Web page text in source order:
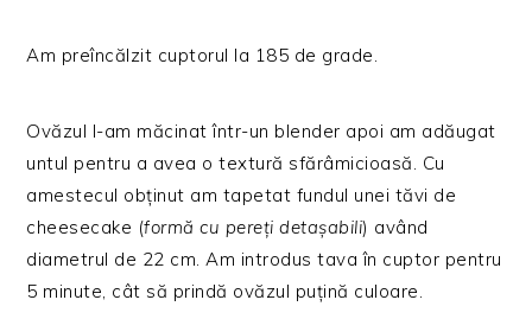
Am preîncălzit cuptorul la 185 de grade.
Ovăzul l-am măcinat într-un blender apoi am adăugat
untul pentru a avea o textură sfărâmicioasă. Cu
amestecul obținut am tapetat fundul unei tăvi de
cheesecake (formă cu pereți detașabili) având
diametrul de 22 cm. Am introdus tava în cuptor pentru
5 minute, cât să prindă ovăzul puțină culoare.